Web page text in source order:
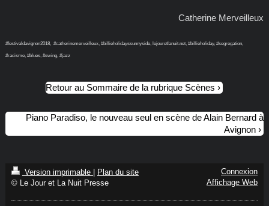
Catherine Merveilleux
#festivaldavignon2018, #catherinemerveilleux, #billieholidayssunnyside, lejouretlanuit.net, #billieholiday, #segregation,
#racisme, #blues, #swing, #jazz
Retour au Sommaire de la rubrique Scènes
Piano Paradiso, le nouveau seul en scène de Alain Bernard à
Avignon
Version imprimable
Plan du site
© Le Jour et La Nuit Presse
Connexion
Affichage Web